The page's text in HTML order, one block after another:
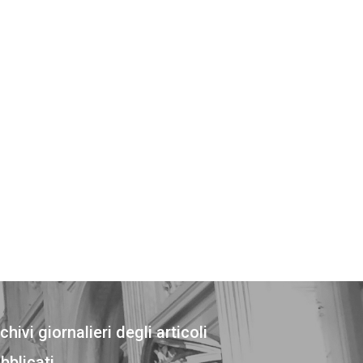
giornalieri degli articoli